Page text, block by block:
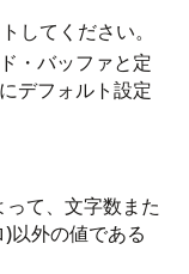
してください。
・バッファと定
デフォルト設定
て、文字数また
以外の値である